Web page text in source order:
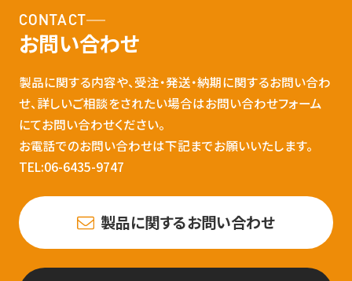
CONTACT
お問い合わせ
製品に関する内容や、受注・発送・納期に関するお問い合わ
せ、詳しいご相談をされたい場合はお問い合わせフォーム
にてお問い合わせください。
お電話でのお問い合わせは下記までお願いいたします。
TEL:06-6435-9747
製品に関するお問い合わせ